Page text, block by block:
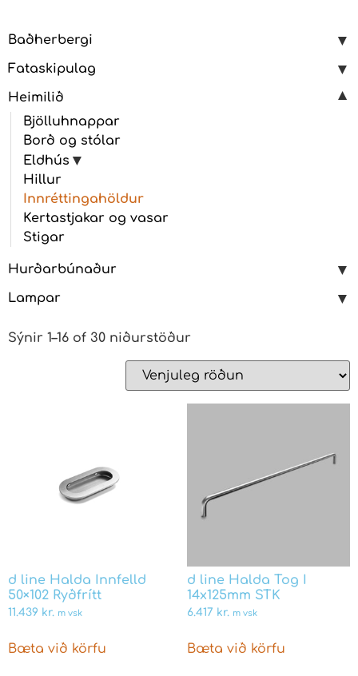
Baðherbergi
Fataskipulag
Heimilið
Bjölluhnappar
Borð og stólar
Eldhús
Hillur
Innréttingahöldur
Kertastjakar og vasar
Stigar
Hurðarbúnaður
Lampar
Sýnir 1–16 of 30 niðurstöður
d line Halda Innfelld
50×102 Ryðfrítt
11.439 kr. m vsk
Bæta við körfu
d line Halda Tog I
14x125mm STK
6.417 kr. m vsk
Bæta við körfu